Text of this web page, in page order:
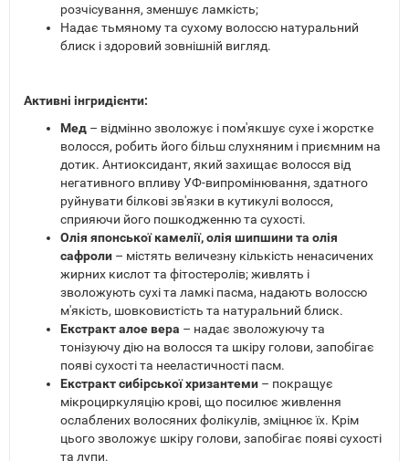
розчісування, зменшує ламкість;
Надає тьмяному та сухому волоссю натуральний
блиск і здоровий зовнішній вигляд.
Активні інгридієнти:
Мед – відмінно зволожує і пом'якшує сухе і жорстке
волосся, робить його більш слухняним і приємним на
дотик. Антиоксидант, який захищає волосся від
негативного впливу УФ-випромінювання, здатного
руйнувати білкові зв'язки в кутикулі волосся,
сприяючи його пошкодженню та сухості.
Олія японської камелії, олія шипшини та олія
сафроли – містять величезну кількість ненасичених
жирних кислот та фітостеролів; живлять і
зволожують сухі та ламкі пасма, надають волоссю
м'якість, шовковистість та натуральний блиск.
Екстракт алое вера – надає зволожуючу та
тонізуючу дію на волосся та шкіру голови, запобігає
появі сухості та нееластичності пасм.
Екстракт сибірської хризантеми – покращує
мікроциркуляцію крові, що посилює живлення
ослаблених волосяних фолікулів, зміцнює їх. Крім
цього зволожує шкіру голови, запобігає появі сухості
та лупи.